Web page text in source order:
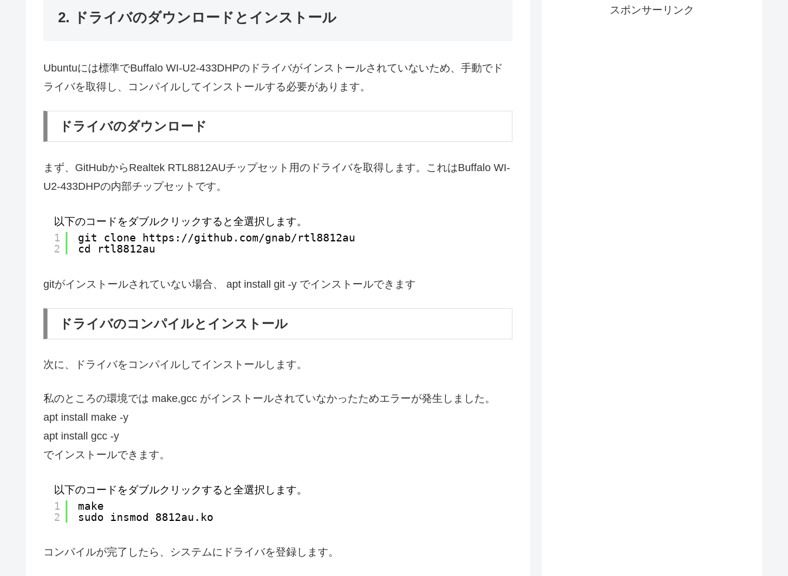
2. ドライバのダウンロードとインストール
Ubuntuには標準でBuffalo WI-U2-433DHPのドライバがインストールされていないため、手動でド
ライバを取得し、コンパイルしてインストールする必要があります。
ドライバのダウンロード
まず、GitHubからRealtek RTL8812AUチップセット用のドライバを取得します。これはBuffalo WI-
U2-433DHPの内部チップセットです。
以下のコードをダブルクリックすると全選択します。
1
2
git clone https://github.com/gnab/rtl8812au
cd rtl8812au
gitがインストールされていない場合、 apt install git -y でインストールできます
ドライバのコンパイルとインストール
次に、ドライバをコンパイルしてインストールします。
私のところの環境では make,gcc がインストールされていなかったためエラーが発生しました。
apt install make -y
apt install gcc -y
でインストールできます。
以下のコードをダブルクリックすると全選択します。
1
2
make
sudo insmod 8812au.ko
コンパイルが完了したら、システムにドライバを登録します。
スポンサーリンク